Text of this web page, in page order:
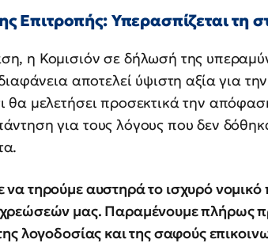
Επιτροπής: Υπερασπίζεται τη
η Κομισιόν σε δήλωσή της
αποτελεί ύψιστη αξία για
θα μελετήσει προσεκτικά την
για τους λόγους που δεν
τηρούμε αυστηρά το ισχυρό νομικό
μας. Παραμένουμε πλήρως
λογοδοσίας και της σαφούς